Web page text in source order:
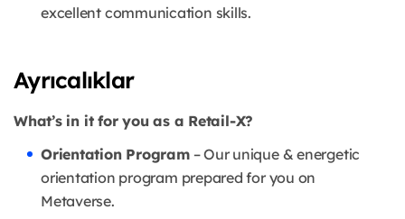
excellent communication skills.
Ayrıcalıklar
What’s in it for you as a Retail-X?
Orientation Program– Our unique & energetic
orientation program prepared for you on
Metaverse.